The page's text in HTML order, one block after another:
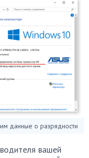
данные о разрядности
вашей